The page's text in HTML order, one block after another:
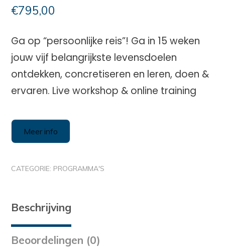
€795,00
Ga op “persoonlijke reis”! Ga in 15 weken
jouw vijf belangrijkste levensdoelen
ontdekken, concretiseren en leren, doen &
ervaren. Live workshop & online training
Meer info
CATEGORIE: PROGRAMMA'S
Beschrijving
Beoordelingen (0)